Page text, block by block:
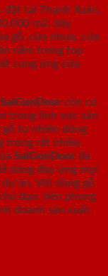
đặt tại Thạnh Xuân,
m2, dây
gỗ ,cửa nhựa, cửa
nằm trong top
cung ứng cửa
SaiGonDoor còn có
trong lĩnh vực sản
tự nhiên dòng
trong rất nhiều
SaiGonDoor đa
dàng đáp ứng mọi
án. Với dòng gỗ
đạo, tiên phong
doanh sản xuất